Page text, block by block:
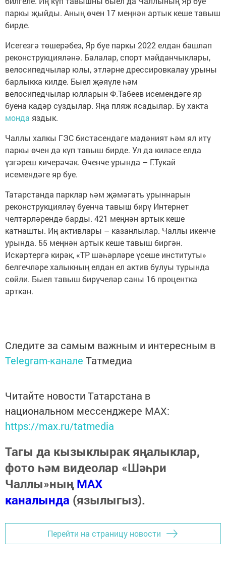
паркы җыйды. Аның өчен 17 меңнән артык кеше тавыш
бирде.
Исегезгә төшерәбез, Яр буе паркы 2022 елдан башлап
реконструкцияләнә. Балалар, спорт мәйданчыклары,
велосипедчылар юлы, этләрне дрессировкалау урыны
барлыкка килде. Быел җәяүле һәм
велосипедчылар юлларын Ф.Табеев исемендәге яр
буена кадәр суздылар. Яңа пляж ясадылар. Бу хакта
монда яздык.
Чаллы халкы ГЭС бистәсендәге мәдәният һәм ял итү
паркы өчен дә күп тавыш бирде. Ул да киләсе елда
үзгәреш кичерәчәк. Өченче урында – Г.Тукай
исемендәге яр буе.
Татарстанда парклар һәм җәмәгать урыннарын
реконструкцияләү буенча тавыш бирү Интернет
челтәрләрендә барды. 421 меңнән артык кеше
катнашты. Иң активлары – казанлылар. Чаллы икенче
урында. 55 меңнән артык кеше тавыш биргән.
Искәртергә кирәк, «ТР шәһәрләре үсеше институты»
белгечләре халыкның елдан ел актив булуы турында
сөйли. Быел тавыш бирүчеләр саны 16 процентка
арткан.
Следите за самым важным и интересным в
Telegram-канале Татмедиа
Читайте новости Татарстана в
национальном мессенджере MАХ:
https://max.ru/tatmedia
Тагы да кызыклырак яңалыклар,
фото һәм видеолар «Шәһри
Чаллы»ныңMAX
каналында (язылыгыз).
Перейти на страницу новости